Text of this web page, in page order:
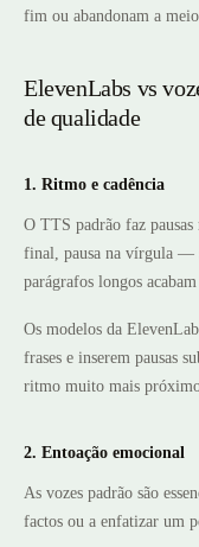
fim ou abandonam a
ElevenLabs vs
de qualidade
1. Ritmo e cadência
O TTS padrão faz pausas
final, pausa na vírgula —
parágrafos longos
Os modelos da
frases e inserem pausas
ritmo muito mais
2. Entoação emocional
As vozes padrão são
factos ou a enfatizar um